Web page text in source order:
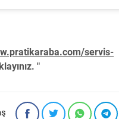
servis-
"